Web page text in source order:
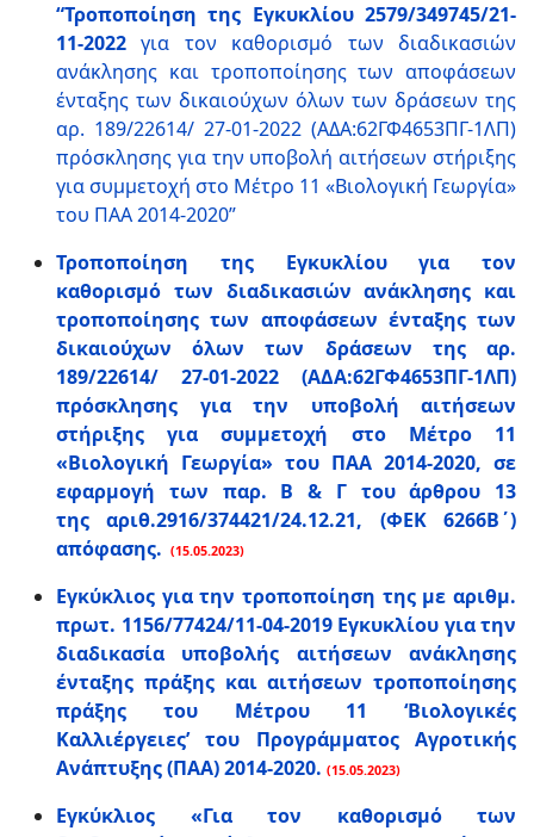
“Τροποποίηση της Εγκυκλίου 2579/349745/21-
11-2022 για τον καθορισμό των διαδικασιών
ανάκλησης και τροποποίησης των αποφάσεων
ένταξης των δικαιούχων όλων των δράσεων της
αρ. 189/22614/ 27-01-2022 (ΑΔΑ:62ΓΦ4653ΠΓ-1ΛΠ)
πρόσκλησης για την υποβολή αιτήσεων στήριξης
για συμμετοχή στο Μέτρο 11 «Βιολογική Γεωργία»
του ΠΑΑ 2014-2020”
Τροποποίηση της Εγκυκλίου για τον
καθορισμό των διαδικασιών ανάκλησης και
τροποποίησης των αποφάσεων ένταξης των
δικαιούχων όλων των δράσεων της αρ.
189/22614/ 27-01-2022 (ΑΔΑ:62ΓΦ4653ΠΓ-1ΛΠ)
πρόσκλησης για την υποβολή αιτήσεων
στήριξης για συμμετοχή στο Μέτρο 11
«Βιολογική Γεωργία» του ΠΑΑ 2014-2020, σε
εφαρμογή των παρ. Β & Γ του άρθρου 13
της αριθ.2916/374421/24.12.21, (ΦΕΚ 6266Β΄)
απόφασης. (15.05.2023)
Εγκύκλιος για την τροποποίηση της με αριθμ.
πρωτ. 1156/77424/11-04-2019 Εγκυκλίου για την
διαδικασία υποβολής αιτήσεων ανάκλησης
ένταξης πράξης και αιτήσεων τροποποίησης
πράξης του Μέτρου 11 ‘Βιολογικές
Καλλιέργειες’ του Προγράμματος Αγροτικής
Ανάπτυξης (ΠΑΑ) 2014-2020. (15.05.2023)
Eγκύκλιος «Για τον καθορισμό των